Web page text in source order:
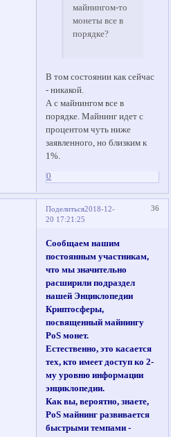
майнингом-то
монеты все в
порядке?
В том состоянии как сейчас
- никакой.
А с майнингом все в
порядке. Майнинг идет с
процентом чуть ниже
заявленного, но близким к
1%.
0
Поделиться 36
2018-12-
20 17:21:25
Сообщаем нашим
постоянным участникам,
что мы значительно
расширили подраздел
нашей Энциклопедии
Криптосферы,
посвященный майнингу
PoS монет.
Естественно, это касается
тех, кто имеет доступ ко 2-
му уровню информации
энциклопедии.
Как вы, вероятно, знаете,
PoS майнинг развивается
быстрыми темпами -